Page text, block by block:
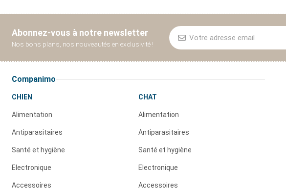
Abonnez-vous à notre newsletter
Nos bons plans, nos nouveautés en exclusivité !
Companimo
CHIEN
Alimentation
Antiparasitaires
Santé et hygiène
Electronique
Accessoires
CHAT
Alimentation
Antiparasitaires
Santé et hygiène
Electronique
Accessoires